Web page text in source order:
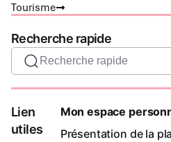
Tourisme
Recherche rapide
Recherche rapide
Lien
utiles
Mon espace
Présentation de la